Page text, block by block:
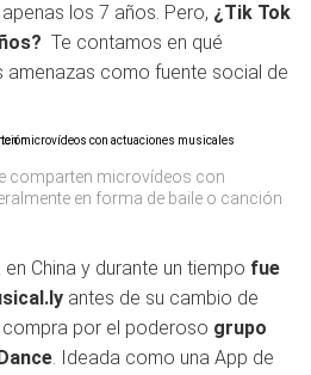
los 7 años. Pero, ¿Tik Tok
Te contamos en qué
amenazas como fuente social de
comparten microvídeos con
en forma de baile o canción
China y durante un tiempo fue
antes de su cambio de
compra por el poderoso grupo
. Ideada como una App de